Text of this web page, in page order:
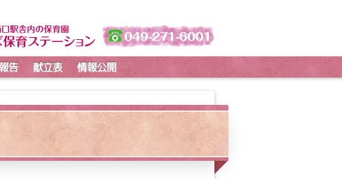
告 献立表 情報公開